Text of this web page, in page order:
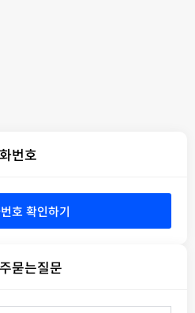
번호
호 확인하기
묻는질문